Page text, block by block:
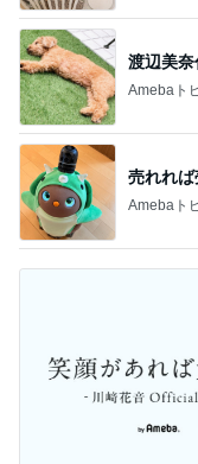
渡辺美
Amebaト
売れれ
Amebaト